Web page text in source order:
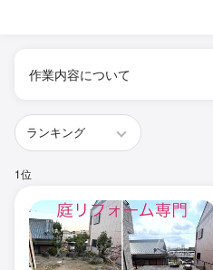
作業内容について
1位